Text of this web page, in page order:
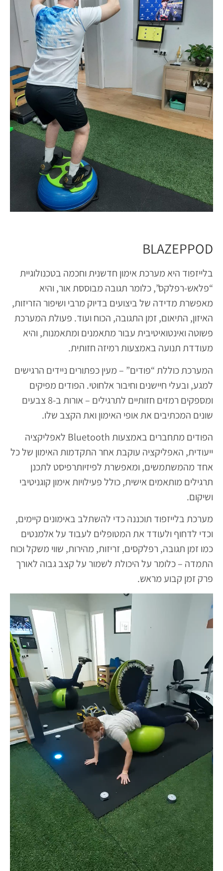
BLAZEPPOD
בלייזפוד היא מערכת אימון חדשנית וחכמה בטכנולוגיית
“פלאש-רפלקס”, כלומר תגובה מבוססת אור, והיא
מאפשרת מדידה של ביצועים בדיוק מרבי ושיפור הזריזות,
האיזון, התיאום, זמן התגובה, הכוח ועוד. פעולת המערכת
פשוטה ואינטואיטיבית עבור מתאמנים ומתאמנות, והיא
מעודדת תנועה באמצעות רמיזה חזותית.
המערכת כוללת “פודים” – מעין כפתורים ניידים הרגישים
למגע, ובעלי חיישנים וחיבור אלחוטי. הפודים מפיקים
ומספקים רמזים חזותיים לתרגילים – אורות ב-8 צבעים
שונים המכתיבים את אופי האימון ואת הקצב שלו.
הפודים מתחברים באמצעות Bluetooth לאפליקציה
ייעודית, האפליקציה עוקבת אחר התקדמות האימון של כל
אחד מהמשתמשים, ומאפשרת לפיזיותרפיסט לתכנן
תרגילים מותאמים אישית, כולל פעילויות אימון קוגניטיבי
ושיקום.
מערכת בלייזפוד תוכננה כדי להשתלב באימונים קיימים,
וכדי לדחוף ולעודד את המטופלים לעבוד על אלמנטים
כמו זמן תגובה, רפלקסים, זריזות, מהירות, שווי משקל וכוח
התמדה – כלומר על היכולת לשמור על קצב גבוה לאורך
פרק זמן קבוע מראש.